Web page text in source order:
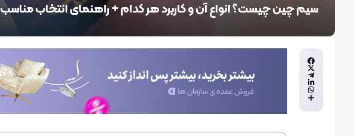
سیم چین چیست؟ انواع آن و کاربرد هر کدام + راهنمای انتخاب مناسب